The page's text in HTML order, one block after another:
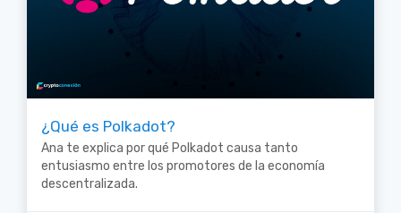
¿Qué es Polkadot?
Ana te explica por qué Polkadot causa tanto
entusiasmo entre los promotores de la economía
descentralizada.